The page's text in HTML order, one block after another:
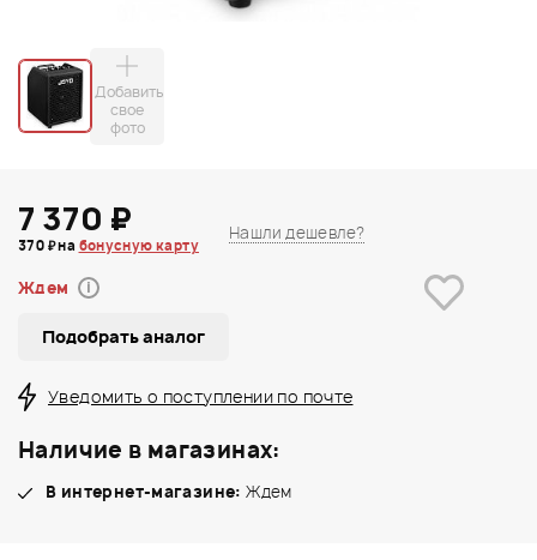
Добавить
свое
фото
7 370 ₽
370 ₽ на бонусную карту
Нашли дешевле?
Ждем i
Подобрать аналог
Уведомить о поступлении по почте
Наличие в магазинах:
В интернет-магазине: Ждем